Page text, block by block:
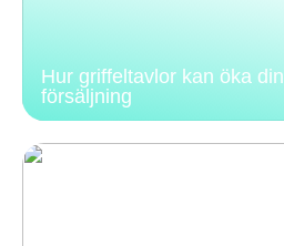
Hur griffeltavlor kan öka din
försäljning